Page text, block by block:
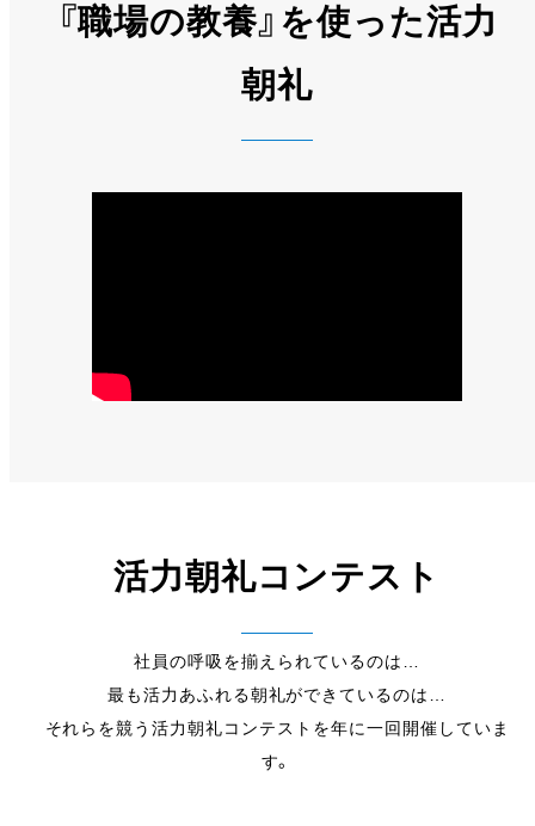
『職場の教養』を使った活力
朝礼
活力朝礼コンテスト
社員の呼吸を揃えられているのは…
最も活力あふれる朝礼ができているのは…
それらを競う活力朝礼コンテストを年に一回開催していま
す。